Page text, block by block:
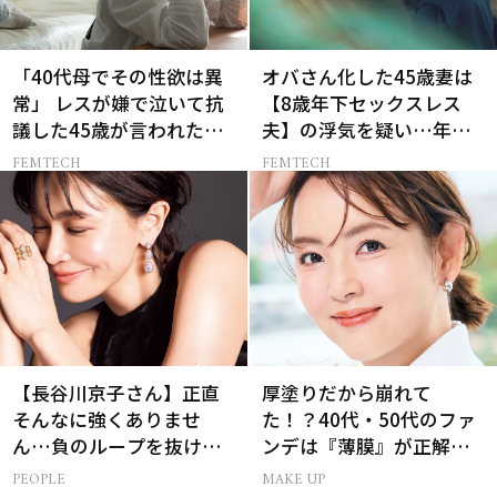
「40代母でその性欲は異
常」 レスが嫌で泣いて抗
議した45歳が言われた暴
言【セックスレス AND
THE CITY -女たちの告
白-】
FEMTECH
オバさん化した45歳妻は
【8歳年下セックスレス
夫】の浮気を疑い…年の
差婚の悲しい末路
FEMTECH
【長谷川京子さん】正直
そんなに強くありませ
ん…負のループを抜ける
15分の習慣とは?
PEOPLE
厚塗りだから崩れて
た！？40代・50代のファ
ンデは『薄膜』が正解で
した
MAKE UP